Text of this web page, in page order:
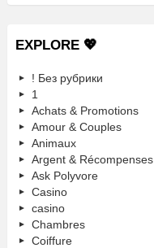
EXPLORE 💖
! Без рубрики
1
Achats & Promotions
Amour & Couples
Animaux
Argent & Récompenses
Ask Polyvore
Casino
casino
Chambres
Coiffure